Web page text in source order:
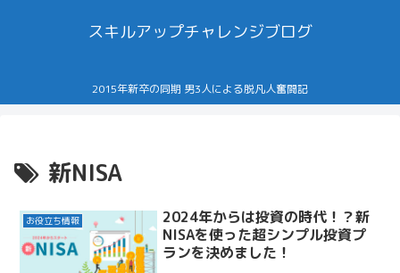
スキルアップチャレンジブログ
2015年新卒の同期 男3人による脱凡人奮闘記
新NISA
お役立ち情報
2024年からは投資の時代！？新
NISAを使った超シンプル投資プ
ランを決めました！